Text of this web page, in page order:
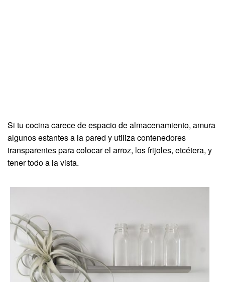
Si tu cocina carece de espacio de almacenamiento, amura
algunos estantes a la pared y utiliza contenedores
transparentes para colocar el arroz, los frijoles, etcétera, y
tener todo a la vista.